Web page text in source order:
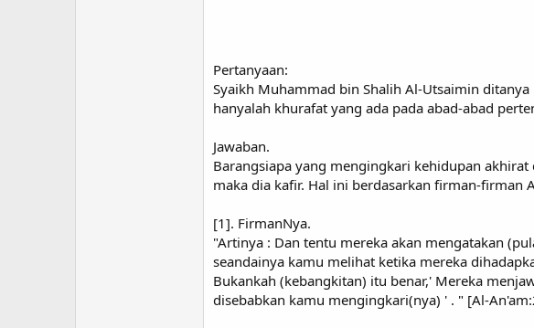
Pertanyaan:
Syaikh Muhammad bin Shalih Al-Utsaimin
hanyalah khurafat yang ada pada abad-abad
Jawaban.
Barangsiapa yang mengingkari kehidupan
maka dia kafir. Hal ini berdasarkan firman-firman
[1]. FirmanNya.
"Artinya : Dan tentu mereka akan mengatakan
seandainya kamu melihat ketika mereka
Bukankah (kebangkitan) itu benar,' Mereka
disebabkan kamu mengingkari(nya) ' . " [Al-